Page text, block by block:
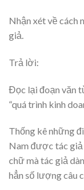
Nhận xét về cách
giả.
Trả lời:
Đọc lại đoạn văn
“quá trình kinh
Thống kê những
Nam được tác giả
chữ mà tác giả
hẳn số lượng câu